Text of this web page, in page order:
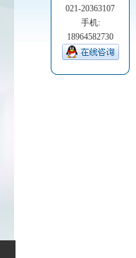
021-20363107
手机:
18964582730